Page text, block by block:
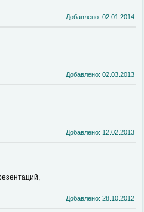
Добавлено: 02.01.2014
Добавлено: 02.03.2013
Добавлено: 12.02.2013
Добавлено: 28.10.2012